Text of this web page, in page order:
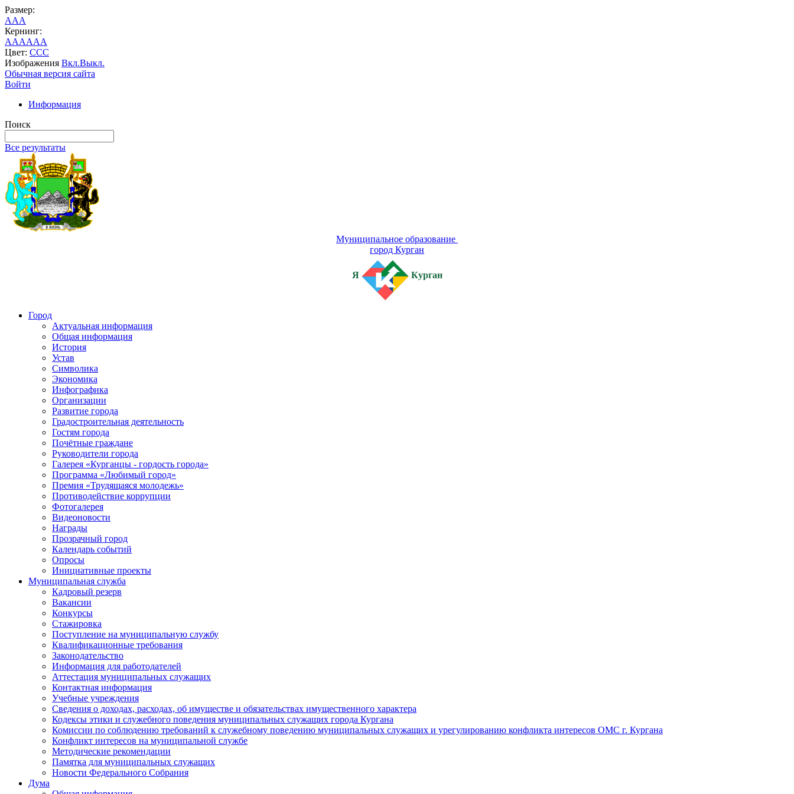
Размер:
AAA
Кернинг:
AAAAAA
Цвет: CCC
Изображения Вкл.Выкл.
Обычная версия сайта
Войти
Информация
Поиск
Все результаты
Муниципальное образование
город Курган
Я Курган
Город
Актуальная информация
Общая информация
История
Устав
Символика
Экономика
Инфографика
Организации
Развитие города
Градостроительная деятельность
Гостям города
Почётные граждане
Руководители города
Галерея «Курганцы - гордость города»
Программа «Любимый город»
Премия «Трудящаяся молодежь»
Противодействие коррупции
Фотогалерея
Видеоновости
Награды
Прозрачный город
Календарь событий
Опросы
Инициативные проекты
Муниципальная служба
Кадровый резерв
Вакансии
Конкурсы
Стажировка
Поступление на муниципальную службу
Квалификационные требования
Законодательство
Информация для работодателей
Аттестация муниципальных служащих
Контактная информация
Учебные учреждения
Сведения о доходах, расходах, об имуществе и обязательствах имущественного характера
Кодексы этики и служебного поведения муниципальных служащих города Кургана
Комиссии по соблюдению требований к служебному поведению муниципальных служащих и урегулированию конфликта интересов ОМС г. Кургана
Конфликт интересов на муниципальной службе
Методические рекомендации
Памятка для муниципальных служащих
Новости Федерального Cобрания
Дума